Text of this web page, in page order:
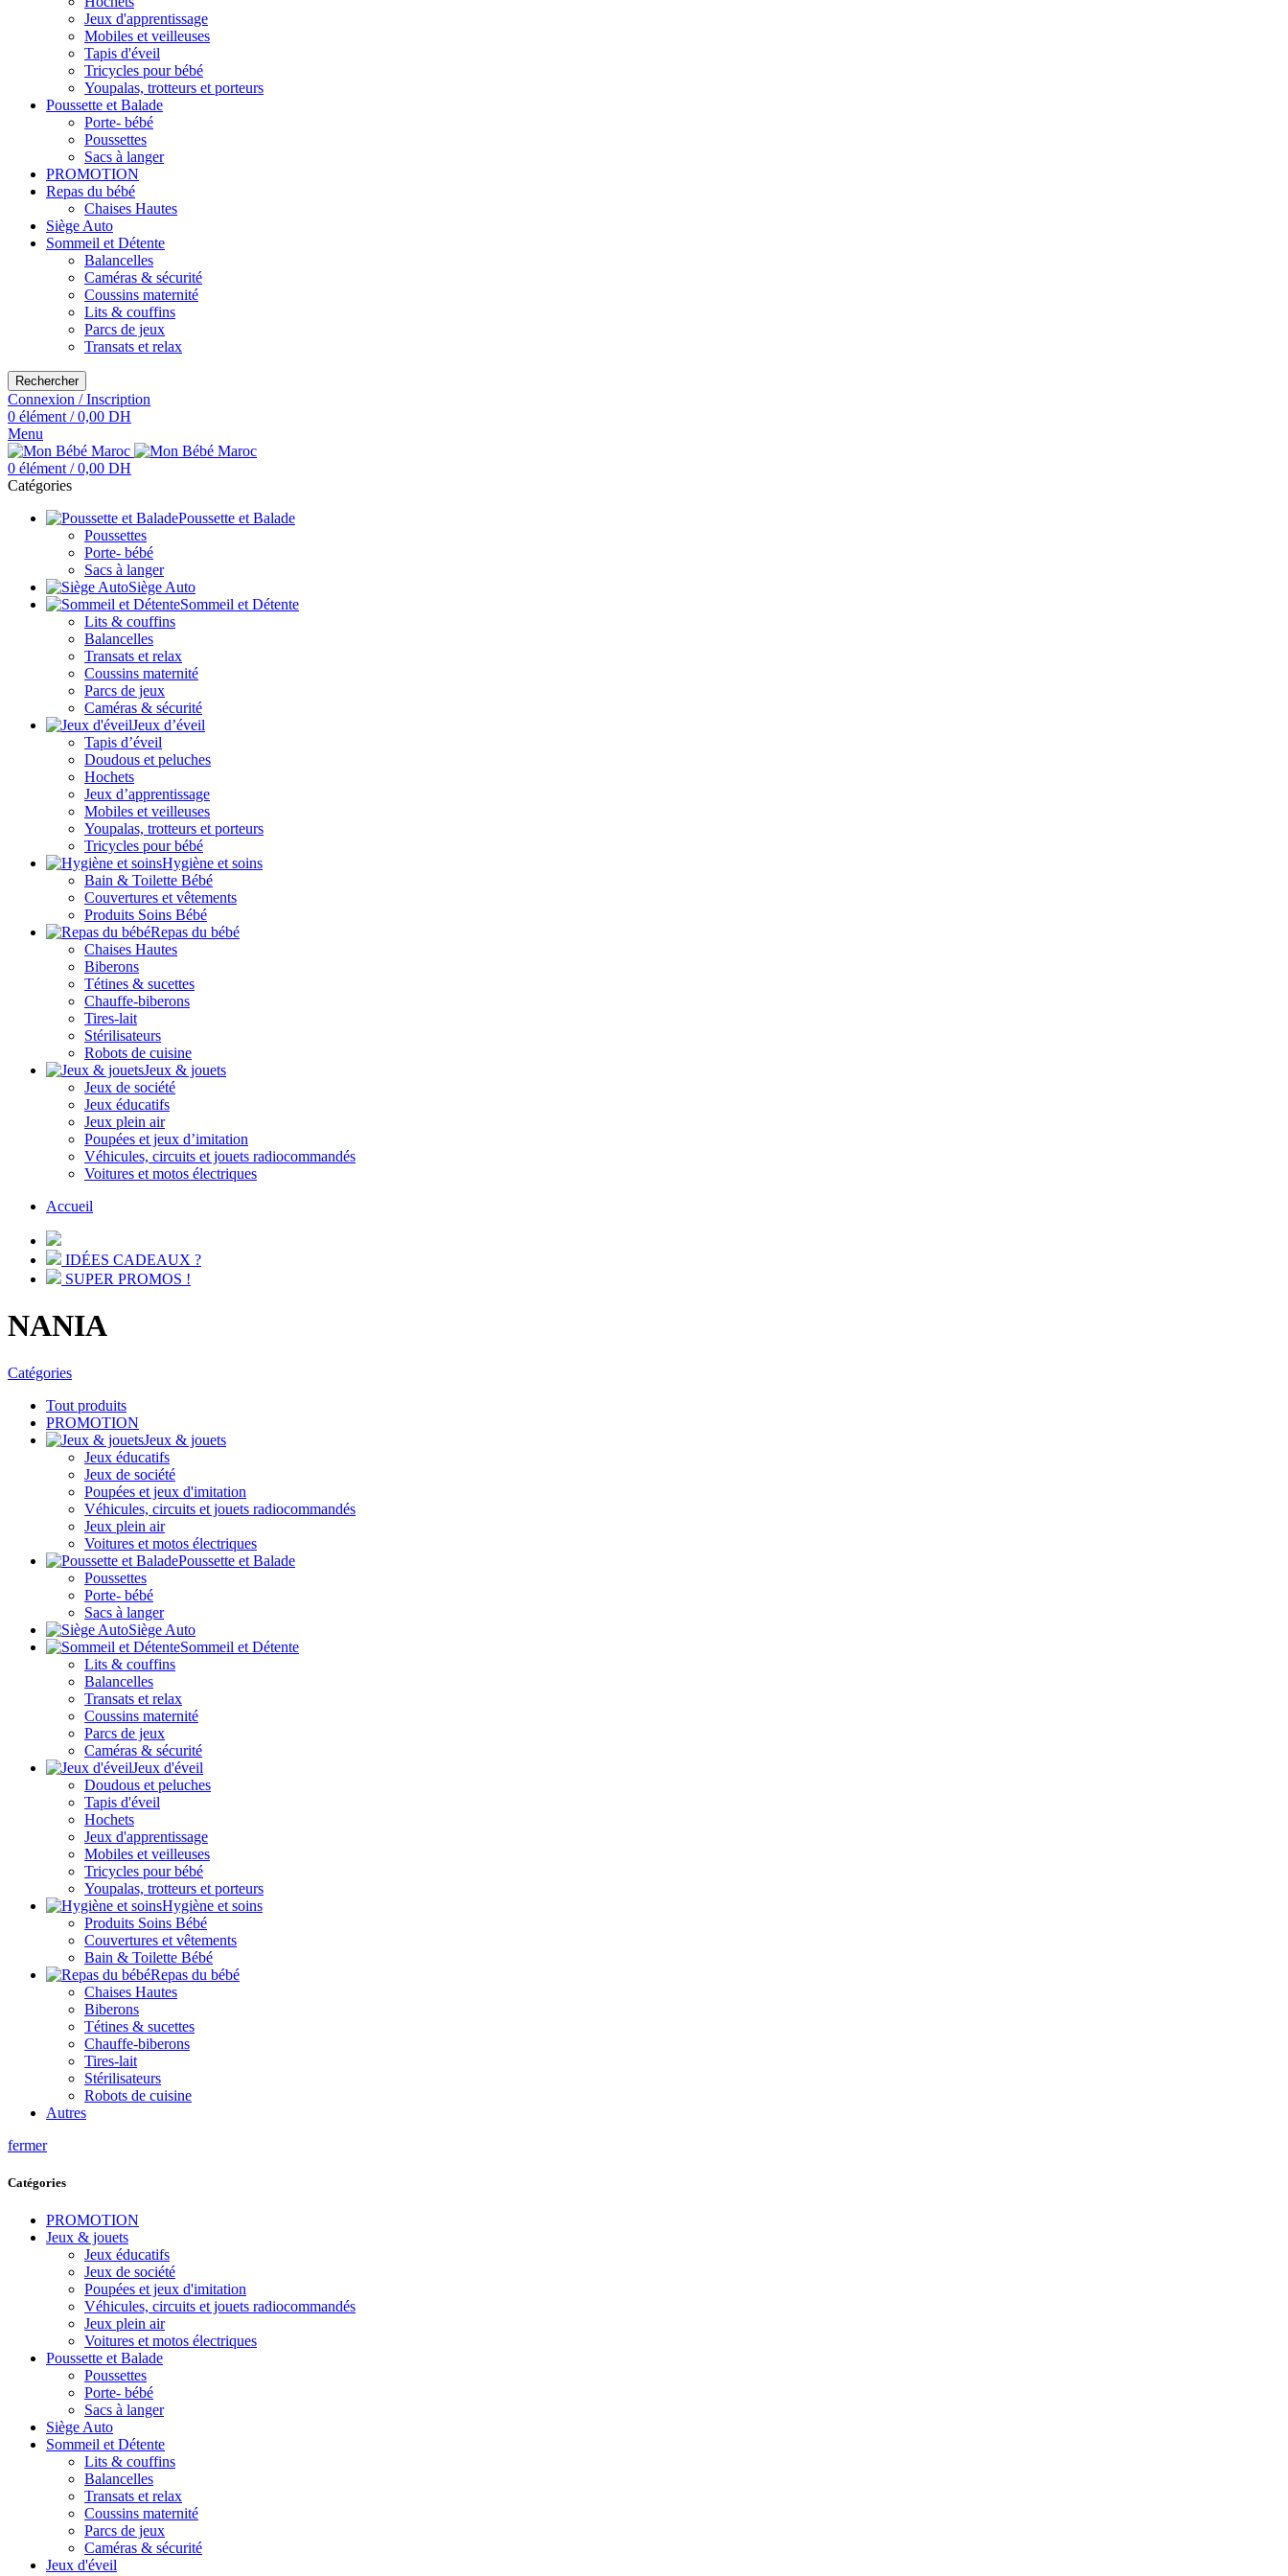
Jeux d'apprentissage
Mobiles et veilleuses
Tapis d'éveil
Tricycles pour bébé
Youpalas, trotteurs et porteurs
Poussette et Balade
Porte- bébé
Poussettes
Sacs à langer
PROMOTION
Repas du bébé
Chaises Hautes
Siège Auto
Sommeil et Détente
Balancelles
Caméras & sécurité
Coussins maternité
Lits & couffins
Parcs de jeux
Transats et relax
Rechercher
Connexion / Inscription
0 élément / 0,00 DH
Menu
0 élément / 0,00 DH
Catégories
Poussette et Balade
Poussettes
Porte- bébé
Sacs à langer
Siège Auto
Sommeil et Détente
Lits & couffins
Balancelles
Transats et relax
Coussins maternité
Parcs de jeux
Caméras & sécurité
Jeux d’éveil
Tapis d’éveil
Doudous et peluches
Hochets
Jeux d’apprentissage
Mobiles et veilleuses
Youpalas, trotteurs et porteurs
Tricycles pour bébé
Hygiène et soins
Bain & Toilette Bébé
Couvertures et vêtements
Produits Soins Bébé
Repas du bébé
Chaises Hautes
Biberons
Tétines & sucettes
Chauffe-biberons
Tires-lait
Stérilisateurs
Robots de cuisine
Jeux & jouets
Jeux de société
Jeux éducatifs
Jeux plein air
Poupées et jeux d’imitation
Véhicules, circuits et jouets radiocommandés
Voitures et motos électriques
Accueil
IDÉES CADEAUX ?
SUPER PROMOS !
NANIA
Catégories
Tout produits
PROMOTION
Jeux & jouets
Jeux éducatifs
Jeux de société
Poupées et jeux d'imitation
Véhicules, circuits et jouets radiocommandés
Jeux plein air
Voitures et motos électriques
Poussette et Balade
Poussettes
Porte- bébé
Sacs à langer
Siège Auto
Sommeil et Détente
Lits & couffins
Balancelles
Transats et relax
Coussins maternité
Parcs de jeux
Caméras & sécurité
Jeux d'éveil
Doudous et peluches
Tapis d'éveil
Hochets
Jeux d'apprentissage
Mobiles et veilleuses
Tricycles pour bébé
Youpalas, trotteurs et porteurs
Hygiène et soins
Produits Soins Bébé
Couvertures et vêtements
Bain & Toilette Bébé
Repas du bébé
Chaises Hautes
Biberons
Tétines & sucettes
Chauffe-biberons
Tires-lait
Stérilisateurs
Robots de cuisine
Autres
fermer
Catégories
PROMOTION
Jeux & jouets
Jeux éducatifs
Jeux de société
Poupées et jeux d'imitation
Véhicules, circuits et jouets radiocommandés
Jeux plein air
Voitures et motos électriques
Poussette et Balade
Poussettes
Porte- bébé
Sacs à langer
Siège Auto
Sommeil et Détente
Lits & couffins
Balancelles
Transats et relax
Coussins maternité
Parcs de jeux
Caméras & sécurité
Jeux d'éveil